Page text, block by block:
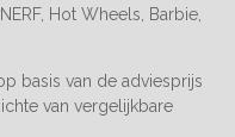
Hot Wheels, Barbie,
basis van de adviesprijs
van vergelijkbare